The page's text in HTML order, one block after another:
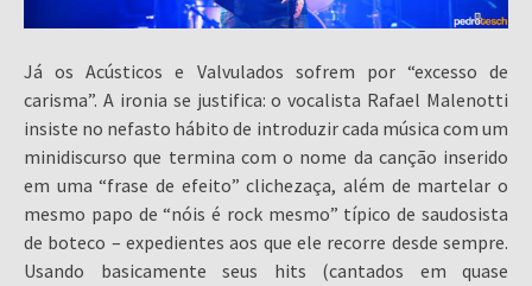
Já os Acústicos e Valvulados sofrem por “excesso de
carisma”. A ironia se justifica: o vocalista Rafael Malenotti
insiste no nefasto hábito de introduzir cada música com um
minidiscurso que termina com o nome da canção inserido
em uma “frase de efeito” clichezaça, além de martelar o
mesmo papo de “nóis é rock mesmo” típico de saudosista
de boteco – expedientes aos que ele recorre desde sempre.
Usando basicamente seus hits (cantados em quase